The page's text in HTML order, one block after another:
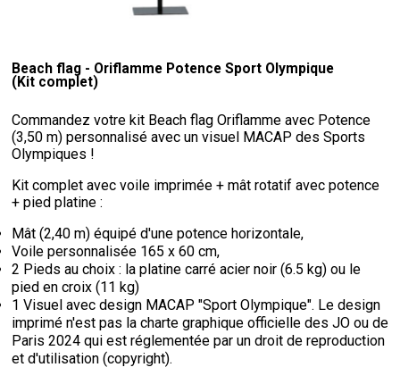
Beach flag - Oriflamme Potence Sport Olympique
(Kit complet)
Commandez votre kit Beach flag Oriflamme avec Potence
(3,50 m) personnalisé avec un visuel MACAP des Sports
Olympiques !
Kit complet avec voile imprimée + mât rotatif avec potence
+ pied platine :
Mât (2,40 m) équipé d'une potence horizontale,
Voile personnalisée 165 x 60 cm,
2 Pieds au choix : la platine carré acier noir (6.5 kg) ou le
pied en croix (11 kg)
1 Visuel avec design MACAP "Sport Olympique". Le design
imprimé n'est pas la charte graphique officielle des JO ou de
Paris 2024 qui est réglementée par un droit de reproduction
et d'utilisation (copyright).